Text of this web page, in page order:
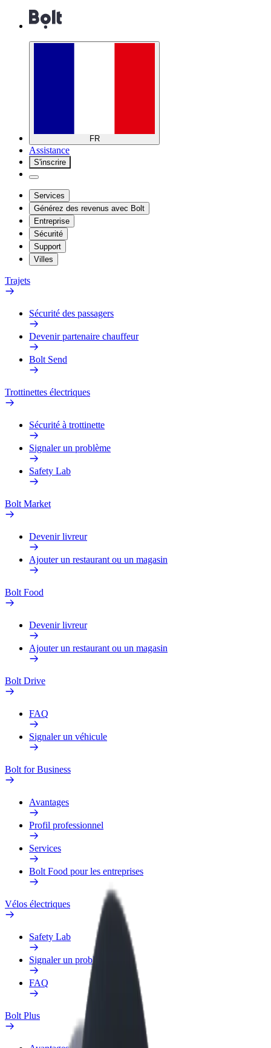
FR
Assistance
S'inscrire
Services
Générez des revenus avec Bolt
Entreprise
Sécurité
Support
Villes
Trajets
Sécurité des passagers
Devenir partenaire chauffeur
Bolt Send
Trottinettes électriques
Sécurité à trottinette
Signaler un problème
Safety Lab
Bolt Market
Devenir livreur
Ajouter un restaurant ou un magasin
Bolt Food
Devenir livreur
Ajouter un restaurant ou un magasin
Bolt Drive
FAQ
Signaler un véhicule
Bolt for Business
Avantages
Profil professionnel
Services
Bolt Food pour les entreprises
Vélos électriques
Safety Lab
Signaler un problème
FAQ
Bolt Plus